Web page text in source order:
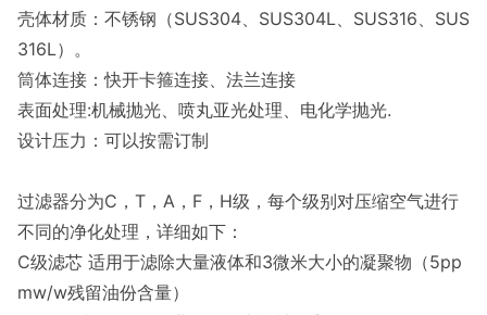
壳体材质：不锈钢（SUS304、SUS304L、SUS316、SUS
316L）。
筒体连接：快开卡箍连接、法兰连接
表面处理:机械抛光、喷丸亚光处理、电化学抛光.
设计压力：可以按需订制
过滤器分为C，T，A，F，H级，每个级别对压缩空气进行
不同的净化处理，详细如下：
C级滤芯 适用于滤除大量液体和3微米大小的凝聚物（5pp
mw/w残留油份含量）